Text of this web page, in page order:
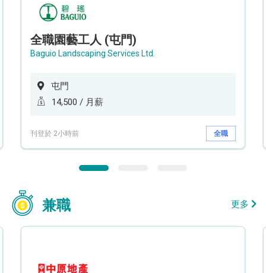
全職園藝工人 (屯門)
Baguio Landscaping Services Ltd.
屯門
14,500 / 月薪
刊登於 2小時前 全職
兼職 更多